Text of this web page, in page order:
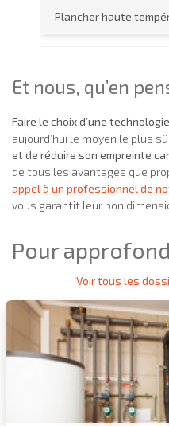
Plancher haute
Et nous, qu’en
Faire le choix d’une
aujourd’hui le moyen le plus
et de réduire son empreinte
de tous les avantages que
appel à un professionnel de
vous garantit leur bon
Pour
Voir tous les